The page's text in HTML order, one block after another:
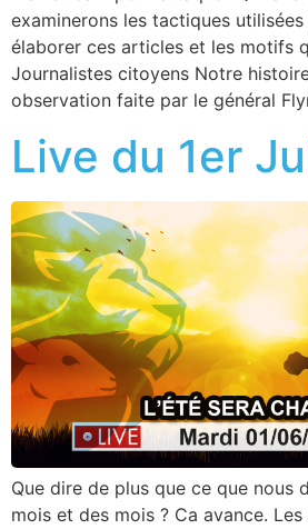
examinerons les tactiques
élaborer ces articles et les motifs
Journalistes citoyens Notre
observation faite par le général
Live du 1er
Que dire de plus que ce que nous
mois et des mois ? Ca avance.